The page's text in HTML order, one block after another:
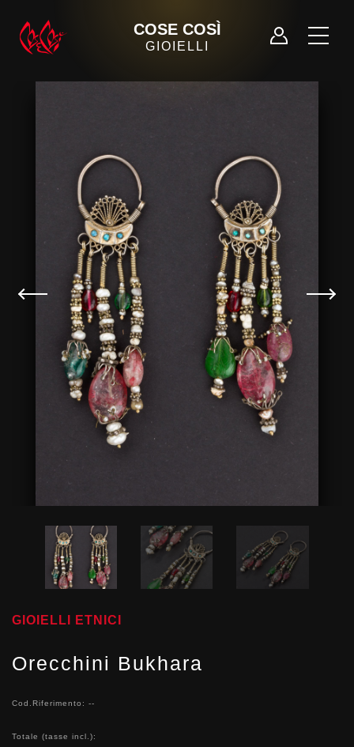
COSE COSÌ
GIOIELLI
GIOIELLI ETNICI
Orecchini Bukhara
Cod.Riferimento: --
Totale (tasse incl.):